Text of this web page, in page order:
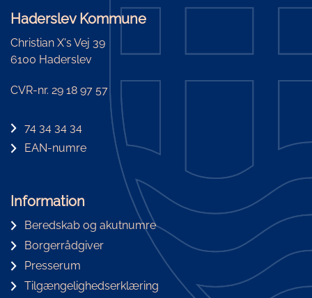
Haderslev Kommune
Christian X's Vej 39
6100 Haderslev
CVR-nr. 29 18 97 57
74 34 34 34
EAN-numre
Information
Beredskab og akutnumre
Borgerrådgiver
Presserum
Tilgængelighedserklæring